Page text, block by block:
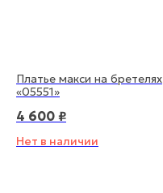
Платье макси на бретелях
«05551»
4 600 ₽
Нет в наличии